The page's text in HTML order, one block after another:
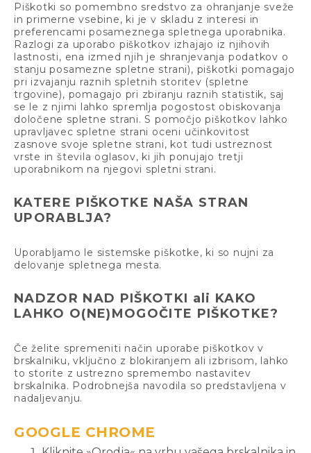
Piškotki so pomembno sredstvo za ohranjanje sveže
in primerne vsebine, ki je v skladu z interesi in
preferencami posameznega spletnega uporabnika.
Razlogi za uporabo piškotkov izhajajo iz njihovih
lastnosti, ena izmed njih je shranjevanja podatkov o
stanju posamezne spletne strani), piškotki pomagajo
pri izvajanju raznih spletnih storitev (spletne
trgovine), pomagajo pri zbiranju raznih statistik, saj
se le z njimi lahko spremlja pogostost obiskovanja
določene spletne strani. S pomočjo piškotkov lahko
upravljavec spletne strani oceni učinkovitost
zasnove svoje spletne strani, kot tudi ustreznost
vrste in števila oglasov, ki jih ponujajo tretji
uporabnikom na njegovi spletni strani.
KATERE PIŠKOTKE NAŠA STRAN
UPORABLJA?
Uporabljamo le sistemske piškotke, ki so nujni za
delovanje spletnega mesta.
NADZOR NAD PIŠKOTKI ali KAKO
LAHKO O(NE)MOGOČITE PIŠKOTKE?
Če želite spremeniti način uporabe piškotkov v
brskalniku, vključno z blokiranjem ali izbrisom, lahko
to storite z ustrezno spremembo nastavitev
brskalnika. Podrobnejša navodila so predstavljena v
nadaljevanju.
GOOGLE CHROME